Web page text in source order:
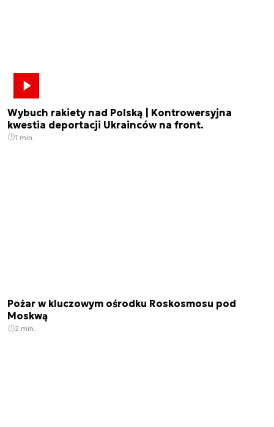
Wybuch rakiety nad Polską | Kontrowersyjna
kwestia deportacji Ukrainców na front.
1 min.
Pożar w kluczowym ośrodku Roskosmosu pod
Moskwą
2 min.